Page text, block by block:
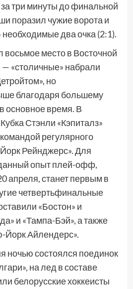
три минуты до финальной
поразил чужие ворота и
необходимые два очка (2:1).
восьмое место в Восточной
«столичные» набрали
но
благодаря большему
основное время. В
Стэнли «Кэпиталз»
регулярного
Рейнджерс». Для
опыт плей-офф,
апреля, станет первым в
четвертьфинальные
«Бостон» и
и «Тампа-Бэй», а также
Йорк Айлендерс».
ночью состоялся поединок
на лед в составе
белорусские хоккеисты